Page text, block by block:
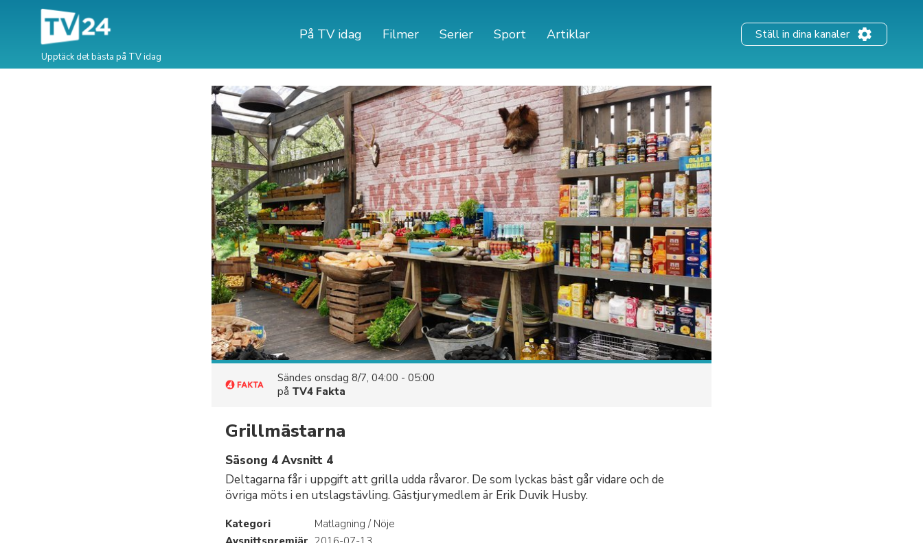
Upptäck det bästa på TV idag
På TV idag Filmer Serier Sport Artiklar Ställ in dina kanaler
Sändes onsdag 8/7, 04:00 - 05:00
på TV4 Fakta
Grillmästarna
Säsong 4 Avsnitt 4
Deltagarna får i uppgift att grilla udda råvaror. De som lyckas bäst går vidare och de
övriga möts i en utslagstävling. Gästjurymedlem är Erik Duvik Husby.
Kategori
Matlagning / Nöje